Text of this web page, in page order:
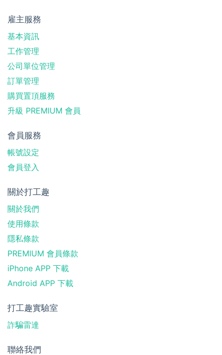
雇主服務
基本資訊
工作管理
公司單位管理
訂單管理
購買置頂服務
升級 PREMIUM 會員
會員服務
帳號設定
會員登入
關於打工趣
關於我們
使用條款
隱私條款
PREMIUM 會員條款
iPhone APP 下載
Android APP 下載
打工趣實驗室
詐騙雷達
聯絡我們